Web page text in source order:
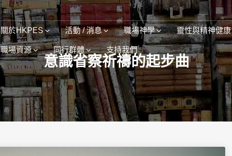
關於HKPES 活動 / 消息 職場神學 靈性與精神健康
職場資源 同行群體 支持我們
意識省察祈禱的起步曲